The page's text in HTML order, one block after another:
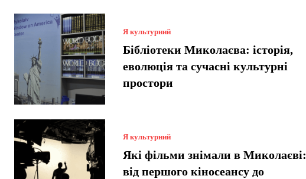
Я культурний
Бібліотеки Миколаєва: історія,
еволюція та сучасні культурні
простори
Я культурний
Які фільми знімали в Миколаєві:
від першого кіносеансу до